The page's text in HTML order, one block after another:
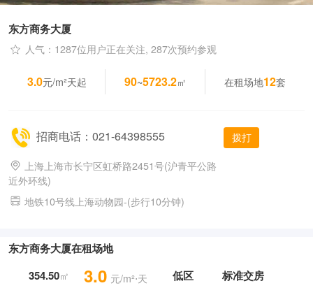
东方商务大厦
人气：1287位用户正在关注, 287次预约参观
3.0元/m²天起 90~5723.2㎡ 在租场地12套
招商电话：021-64398555 拨打
上海上海市长宁区虹桥路2451号(沪青平公路
近外环线)
地铁10号线上海动物园-(步行10分钟)
东方商务大厦在租场地
354.50㎡ 3.0 元/m²⋅天 低区 标准交房